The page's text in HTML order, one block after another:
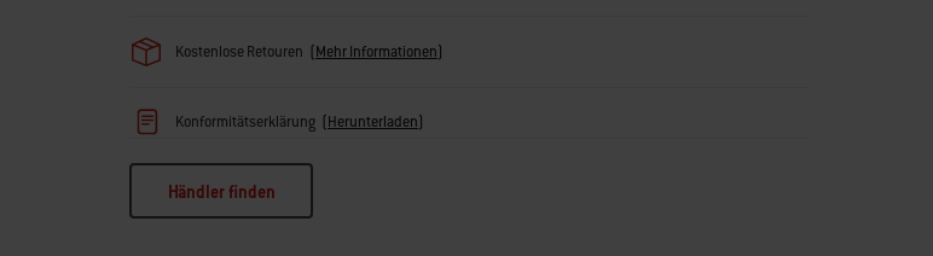
Kostenlose Retouren (Mehr Informationen)
Konformitätserklärung (Herunterladen)
Händler finden